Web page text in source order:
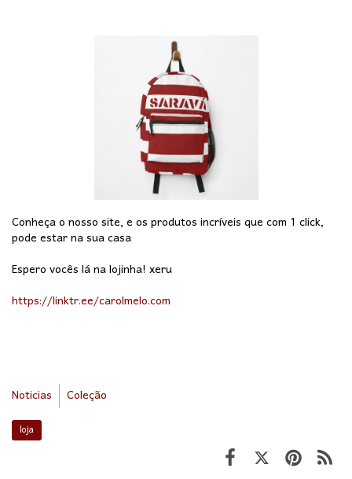
Conheça o nosso site, e os produtos incríveis que com 1 click,
pode estar na sua casa
Espero vocês lá na lojinha! xeru
https://linktr.ee/carolmelo.com
Noticias Coleção
loja